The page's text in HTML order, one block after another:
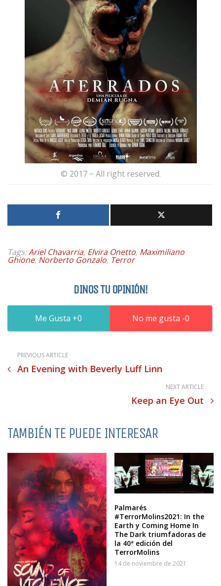
© 2017 − All right reserved.
Tags:Ariel Chavarria, Elvira Onetto, Maximiliano
Ghione, Norberto Gonzalo, Terror
DINOS TU OPINIÓN!
0 0
PREVIOUS ARTICLE
An Evening with Beverly Luff Linn
NEXT ARTICLE
Keep an Eye Out
TAMBIÉN TE PUEDE INTERESAR
Palmarés
#TerrorMolins2021: In the
Earth y Coming Home In
The Dark triumfadoras de
la 40ª edición del
TerrorMolins
14 de noviembre de 2021